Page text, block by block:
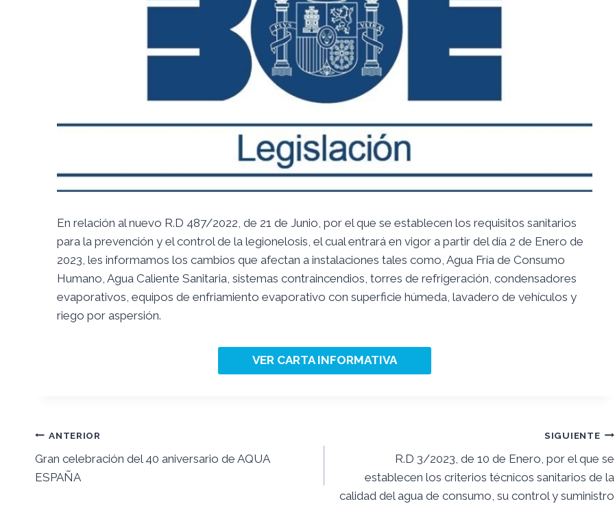
En relación al nuevo R.D 487/2022, de 21 de Junio, por el que se establecen los requisitos sanitarios
para la prevención y el control de la legionelosis, el cual entrará en vigor a partir del día 2 de Enero de
2023, les informamos los cambios que afectan a instalaciones tales como, Agua Fría de Consumo
Humano, Agua Caliente Sanitaria, sistemas contraincendios, torres de refrigeración, condensadores
evaporativos, equipos de enfriamiento evaporativo con superficie húmeda, lavadero de vehículos y
riego por aspersión.
VER CARTA INFORMATIVA
Navegación
de
ANTERIOR
Gran celebración del 40 aniversario de AQUA
ESPAÑA
SIGUIENTE
R.D 3/2023, de 10 de Enero, por el que se
establecen los criterios técnicos sanitarios de la
calidad del agua de consumo, su control y suministro